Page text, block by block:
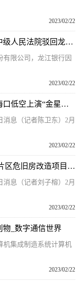
2023/02/22
全球看热讯：海航投资：海南省第一中级人民法院驳回龙江银行申请
有限公司，龙江银行因
2023/02/22
世界焦点！原创组图｜你看到了吗？海口低空上演“金星伴月”绝美天象
息（记者陈卫东）2月
2023/02/22
每日简讯：今起至24日 三亚原武装部片区危旧房改造项目非住宅房屋办理回迁安置手续
息（记者刘子榕）2月
2023/02/22
_数字通信世界
机集成制造系统计算机
2023/02/22